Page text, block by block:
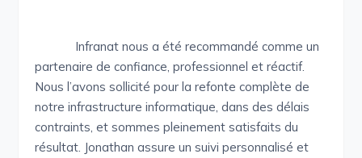
Infranat nous a été recommandé comme un
partenaire de confiance, professionnel et réactif.
Nous l’avons sollicité pour la refonte complète de
notre infrastructure informatique, dans des délais
contraints, et sommes pleinement satisfaits du
résultat. Jonathan assure un suivi personnalisé et